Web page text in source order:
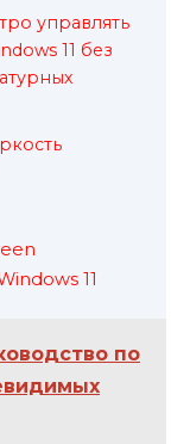
управлять
11 без
11
по